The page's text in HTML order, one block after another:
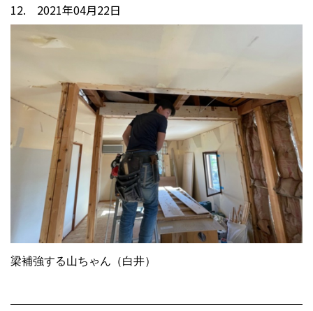
12. 2021年04月22日
梁補強する山ちゃん（白井）